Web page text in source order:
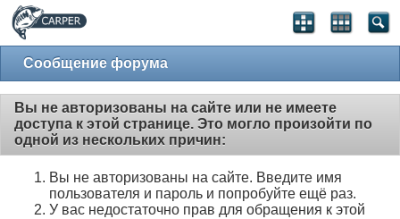
Сообщение форума
Вы не авторизованы на сайте или не имеете
доступа к этой странице. Это могло произойти по
одной из нескольких причин:
Вы не авторизованы на сайте. Введите имя
пользователя и пароль и попробуйте ещё раз.
У вас недостаточно прав для обращения к этой